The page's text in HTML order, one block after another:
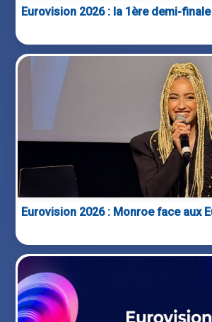
Eurovision 2026 : la 1ère demi-finale
Eurovision 2026 : Monroe face aux